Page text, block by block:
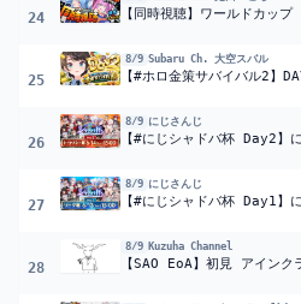
24
25
8/9 Subaru Ch. 大空スバル
26
8/9 にじさんじ
27
8/9 にじさんじ
28
8/9 Kuzuha Channel